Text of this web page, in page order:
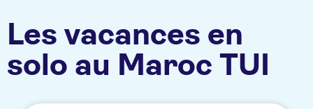
Les vacances en
solo au Maroc TUI